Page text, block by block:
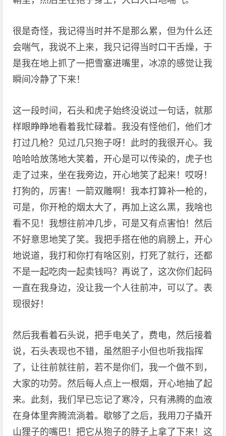
很是奇怪，我记得当时并不是那么累，但为什么还
会喘气，我说不上来，我只记得当时口干舌燥，于
是我在地上抓了一把雪塞进嘴里，冰凉的感觉让我
瞬间冷静了下来！
这一段时间，石头和虎子始终没说过一句话，就那
样眼睁睁地看着我忙碌着。我没有怪他们，他们才
打过几枪？见过几只狍子呀！此时的我很开心。我
哈哈哈放荡地大笑着，开心是可以传染的，虎子也
走了过来，坐在我旁边，开心地笑了起来！哎呀！
打狗的，厉害！一箭双雕啊！我本打算补一枪的，
可是，你开枪的烟太大了，再加上这么黑，我啥也
看不见！我想往前冲几步，可是又有点害怕！然后
不好意思地笑了笑。我把手搭在他的肩膀上，开心
地说道，我打和你打有啥区别，打死了就行，还都
不是一起吃肉一起卖钱吗？再说了，这次你们起码
一直在我身边，没让我一个人往前冲，可以了。表
现很好！
然后我看着石头说，把手电关了，费电，然后接着
说，石头表现也不错，虽然胆子小但也听我指挥
了，让往前就往前，若不是你们，我一个做不到，
大家的功劳。然后每人点上一根烟，开心地抽了起
来。此刻，我们早已忘记了寒冷，只有沸腾的血液
在身体里奔腾流淌着。歇够了之后，我用刀子撬开
山狸子的嘴巴！把它从狍子的脖子上拿了下来！这